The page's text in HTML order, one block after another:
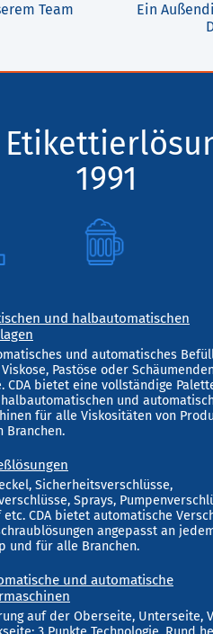
Team
Ein
1991
und halbautomatischen
und automatisches
Viskose, Pastöse oder
CDA bietet eine vollständige
und
für alle Viskositäten von
Branchen.
Sicherheitsverschlüsse,
Sprays,
etc. CDA bietet automatische
angepasst an
und für alle Branchen.
und automatische
auf der Oberseite, Unterseite,